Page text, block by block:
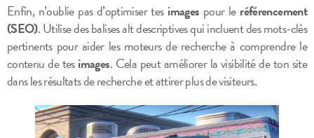
Enfin, n’oublie pas d’optimiser tes images pour le référencement
(SEO). Utilise des balises alt descriptives qui incluent des mots-clés
pertinents pour aider les moteurs de recherche à comprendre le
contenu de tesimages. Cela peut améliorer la visibilité de ton site
dans les résultats de recherche et attirer plus de visiteurs.